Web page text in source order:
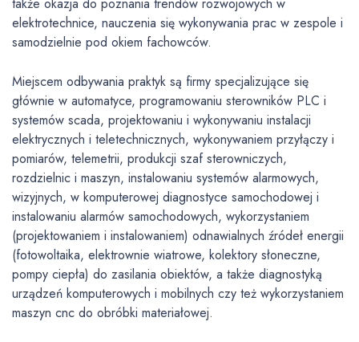
elektrotechnice, nauczenia się wykonywania prac w zespole i
samodzielnie pod okiem fachowców.
Miejscem odbywania praktyk są firmy specjalizujące się
głównie w automatyce, programowaniu sterowników PLC i
systemów scada, projektowaniu i wykonywaniu instalacji
elektrycznych i teletechnicznych, wykonywaniem przyłączy i
pomiarów, telemetrii, produkcji szaf sterowniczych,
rozdzielnic i maszyn, instalowaniu systemów alarmowych,
wizyjnych, w komputerowej diagnostyce samochodowej i
instalowaniu alarmów samochodowych, wykorzystaniem
(projektowaniem i instalowaniem) odnawialnych źródeł energii
(fotowoltaika, elektrownie wiatrowe, kolektory słoneczne,
pompy ciepła) do zasilania obiektów, a także diagnostyką
urządzeń komputerowych i mobilnych czy też wykorzystaniem
maszyn cnc do obróbki materiałowej.